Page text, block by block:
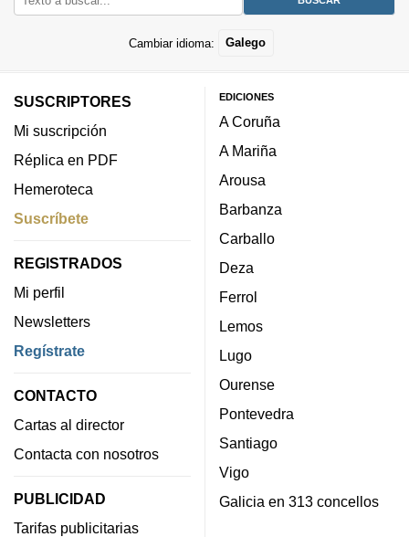
Cambiar idioma: Galego
SUSCRIPTORES
Mi suscripción
Réplica en PDF
Hemeroteca
Suscríbete
REGISTRADOS
Mi perfil
Newsletters
Regístrate
CONTACTO
Cartas al director
Contacta con nosotros
PUBLICIDAD
Tarifas publicitarias
EDICIONES
A Coruña
A Mariña
Arousa
Barbanza
Carballo
Deza
Ferrol
Lemos
Lugo
Ourense
Pontevedra
Santiago
Vigo
Galicia en 313 concellos